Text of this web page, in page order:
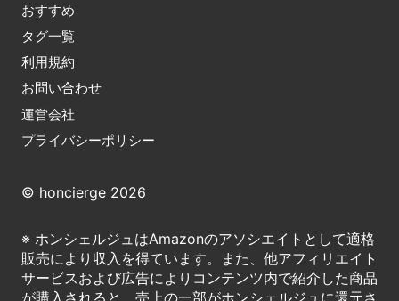
おすすめ
タグ一覧
利用規約
お問い合わせ
運営会社
プライバシーポリシー
© honcierge 2026
※ ホンシェルジュはAmazonのアソシエイトとして適格
販売により収入を得ています。また、他アフィリエイト
サービスおよび広告によりコンテンツ内で紹介した商品
が購入されると、売上の一部がホンシェルジュに還元さ